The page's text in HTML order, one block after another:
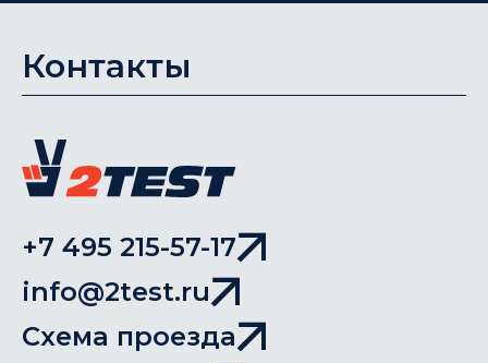
Контакты
+7 495 215-57-17
info@2test.ru
Схема проезда